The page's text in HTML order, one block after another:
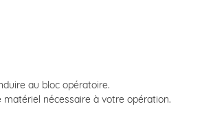
au bloc opératoire.
nécessaire à votre opération.